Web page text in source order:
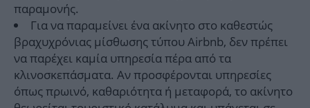
παραμονής.
Για να παραμείνει ένα ακίνητο στο καθεστώς
βραχυχρόνιας μίσθωσης τύπου Airbnb, δεν πρέπει
να παρέχει καμία υπηρεσία πέρα από τα
κλινοσκεπάσματα. Αν προσφέρονται υπηρεσίες
όπως πρωινό, καθαριότητα ή μεταφορά, το ακίνητο